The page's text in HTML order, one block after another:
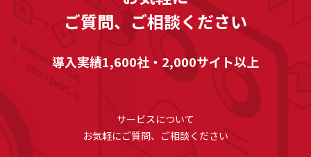
ご質問、ご相談ください
導入実績1,600社・2,000サイト以上
サービスについて
お気軽にご質問、ご相談ください